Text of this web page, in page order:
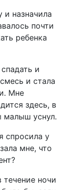
назначила
почти
ребенка
и
и стала
Мне
здесь, в
малыш уснул.
спросила у
мне, что
ночи